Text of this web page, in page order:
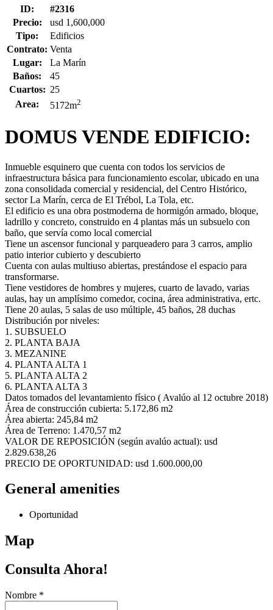
ID:
#2316
Precio:
usd 1,600,000
Tipo:
Edificios
Contrato: Venta
Lugar:
La Marín
Baños:
45
Cuartos: 25
Area:
5172m2
DOMUS VENDE EDIFICIO:
Inmueble esquinero que cuenta con todos los servicios de
infraestructura básica para funcionamiento escolar, ubicado en una
zona consolidada comercial y residencial, del Centro Histórico,
sector La Marín, cerca de El Trébol, La Tola, etc.
El edificio es una obra postmoderna de hormigón armado, bloque,
ladrillo y concreto, construido en 4 plantas más un subsuelo con
baño, que servía como local comercial
Tiene un ascensor funcional y parqueadero para 3 carros, amplio
patio interior cubierto y descubierto
Cuenta con aulas multiuso abiertas, prestándose el espacio para
transformarse.
Tiene vestidores de hombres y mujeres, cuarto de lavado, varias
aulas, hay un amplísimo comedor, cocina, área administrativa, ertc.
Tiene 20 aulas, 5 salas de uso múltiple, 45 baños, 28 duchas
Distribución por niveles:
1. SUBSUELO
2. PLANTA BAJA
3. MEZANINE
4. PLANTA ALTA 1
5. PLANTA ALTA 2
6. PLANTA ALTA 3
Datos tomados del levantamiento físico ( Avalúo al 12 octubre 2018)
Área de construcción cubierta: 5.172,86 m2
Área abierta: 245,84 m2
Área de Terreno: 1.470,57 m2
VALOR DE REPOSICIÓN (según avalúo actual): usd
2.829.638,26
PRECIO DE OPORTUNIDAD: usd 1.600.000,00
General amenities
Oportunidad
Map
Consulta Ahora!
Nombre *